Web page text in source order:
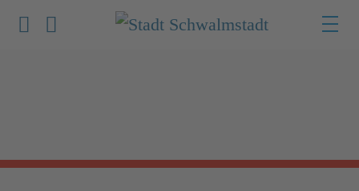
Werkzeuge zur Barrierefreiheit öffnen
Suche